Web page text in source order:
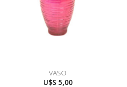
VASO
U$S 5,00